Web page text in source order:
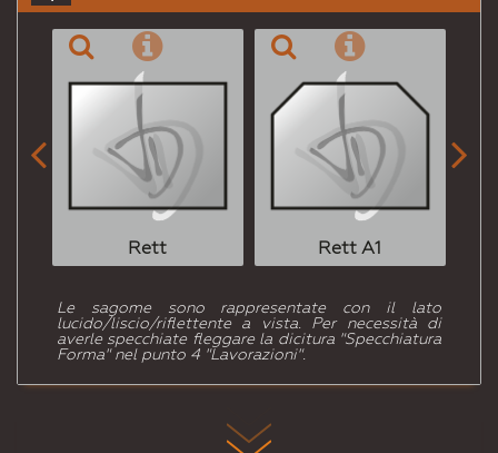
Rett Rett A1
 
Le sagome sono rappresentate con il lato
lucido/liscio/riflettente a vista. Per necessità di
averle specchiate fleggare la dicitura "Specchiatura
Forma" nel punto 4 "Lavorazioni".